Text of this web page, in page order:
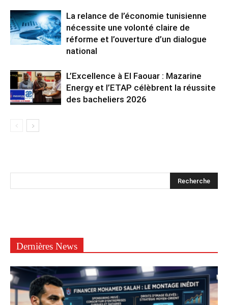
La relance de l’économie tunisienne
nécessite une volonté claire de
réforme et l’ouverture d’un dialogue
national
L’Excellence à El Faouar : Mazarine
Energy et l’ETAP célèbrent la réussite
des bacheliers 2026
Dernières News